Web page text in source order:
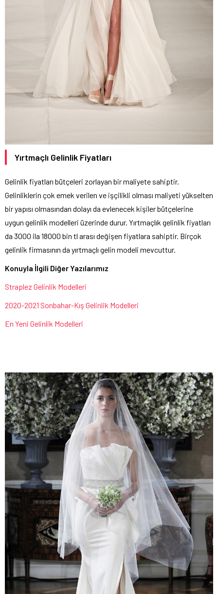
Yırtmaçlı Gelinlik Fiyatları
Gelinlik fiyatları bütçeleri zorlayan bir maliyete sahiptir.
Gelinliklerin çok emek verilen ve işçilikli olması maliyeti yükselten
bir yapısı olmasından dolayı da evlenecek kişiler bütçelerine
uygun gelinlik modelleri üzerinde durur. Yırtmaçlık gelinlik fiyatları
da 3000 ila 18000 bin tl arası değişen fiyatlara sahiptir. Birçok
gelinlik firmasının da yırtmaçlı gelin modeli mevcuttur.
Konuyla İlgili Diğer Yazılarımız
Straplez Gelinlik Modelleri
2020-2021 Sonbahar-Kış Gelinlik Modelleri
En Yeni Gelinlik Modelleri